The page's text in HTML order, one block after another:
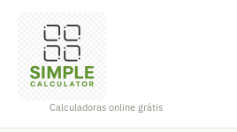
Calculadoras online grátis